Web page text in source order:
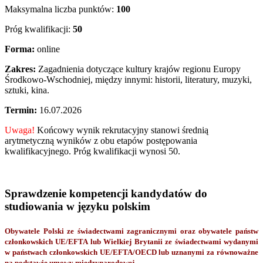
Maksymalna liczba punktów: 100
Próg kwalifikacji: 50
Forma: online
Zakres: Zagadnienia dotyczące kultury krajów regionu Europy
Środkowo-Wschodniej, między innymi: historii, literatury, muzyki,
sztuki, kina.
Termin: 16.07.2026
Uwaga! Końcowy wynik rekrutacyjny stanowi średnią
arytmetyczną wyników z obu etapów postępowania
kwalifikacyjnego. Próg kwalifikacji wynosi 50.
Sprawdzenie kompetencji kandydatów do
studiowania w języku polskim
Obywatele Polski ze świadectwami zagranicznymi oraz obywatele państw
członkowskich UE/EFTA lub Wielkiej Brytanii ze świadectwami wydanymi
w państwach członkowskich UE/EFTA/OECD lub uznanymi za równoważne